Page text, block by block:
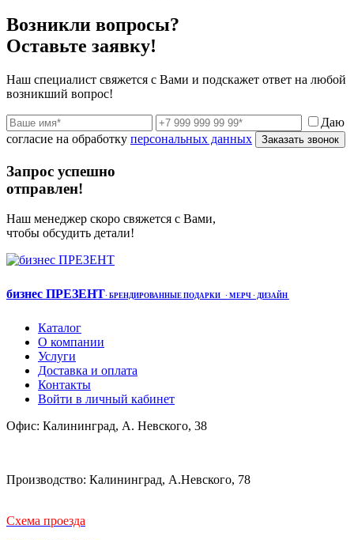
Возникли вопросы?
Оставьте заявку!
Наш специалист свяжется с Вами и подскажет ответ на любой
возникший вопрос!
Даю
согласие на обработку персональных данных Заказать звонок
Запрос успешно
отправлен!
Наш менеджер скоро свяжется с Вами,
чтобы обсудить детали!
бизнес ПРЕЗЕНТ· БРЕНДИРОВАННЫЕ ПОДАРКИ · МЕРЧ · ДИЗАЙН
Каталог
О компании
Услуги
Доставка и оплата
Контакты
Войти в личный кабинет
Офис: Калининград, А. Невского, 38
Производство: Калининград, А.Невского, 78
Схема проезда